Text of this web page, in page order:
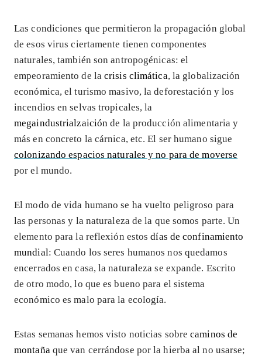
Las condiciones que permitieron la propagación global
de esos virus ciertamente tienen componentes
naturales, también son antropogénicas: el
empeoramiento de lacrisis climática, la globalización
económica, el turismo masivo, la deforestación y los
incendios en selvas tropicales, la
megaindustrialzaición de la producción alimentaria y
más en concreto la cárnica, etc. El ser humano sigue
colonizando espacios naturales y no para de moverse
por el mundo.
El modo de vida humano se ha vuelto peligroso para
las personas y la naturaleza de la que somos parte. Un
elemento para la reflexión estosdías de confinamiento
mundial: Cuando los seres humanos nos quedamos
encerrados en casa, la naturaleza se expande. Escrito
de otro modo, lo que es bueno para el sistema
económico es malo para la ecología.
Estas semanas hemos visto noticias sobrecaminos de
montaña que van cerrándose por la hierba al no usarse;